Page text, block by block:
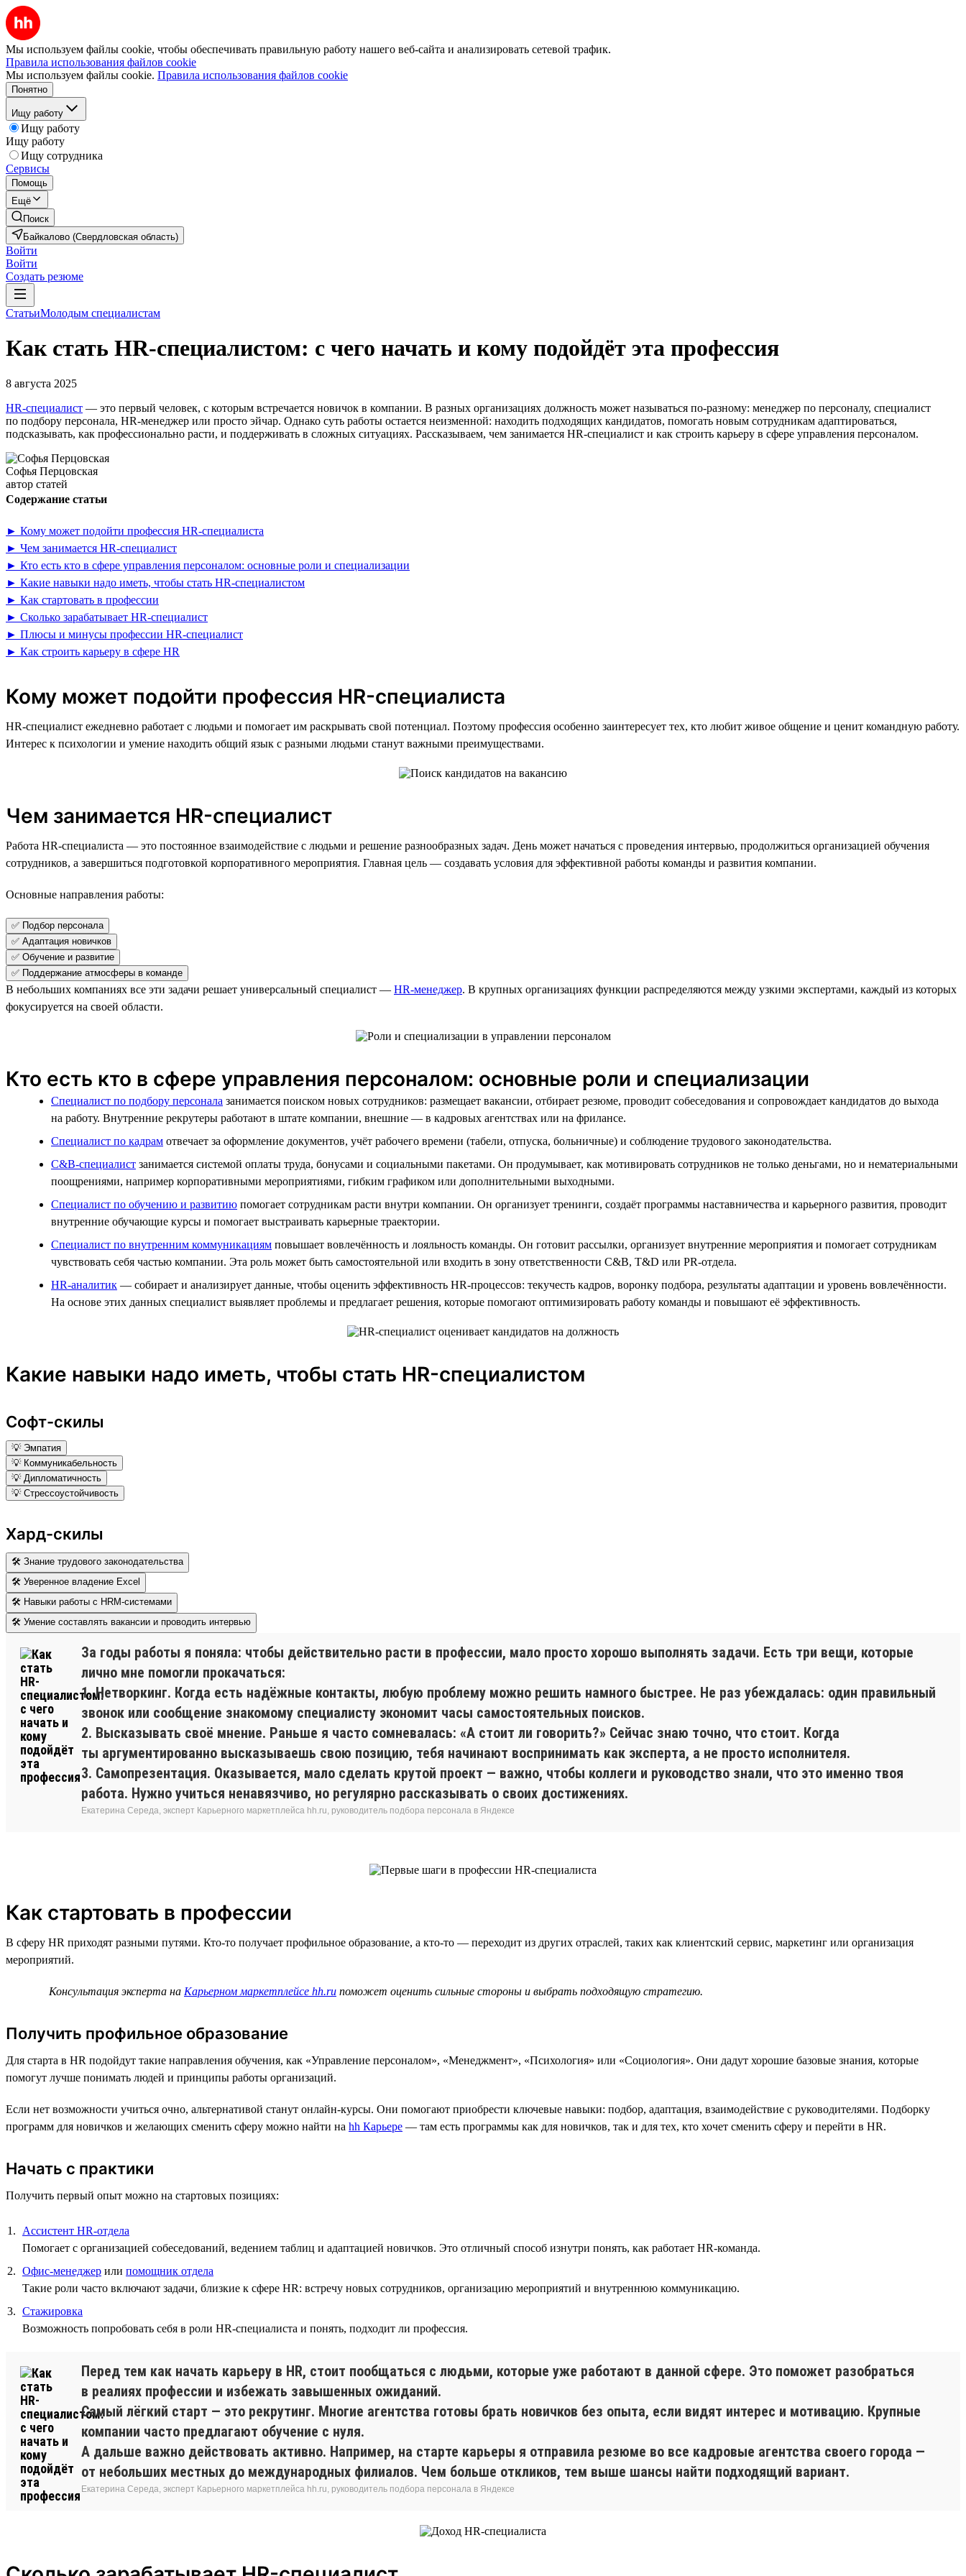
Мы используем файлы cookie, чтобы обеспечивать правильную работу нашего веб-сайта и анализировать сетевой трафик.
Правила использования файлов cookie
Мы используем файлы cookie. Правила использования файлов cookie
Понятно
Ищу работу
Ищу работу
Ищу работу
Ищу сотрудника
Сервисы
Помощь
Ещё
Поиск
Байкалово (Свердловская область)
Войти
Войти
Создать резюме
СтатьиМолодым специалистам
Как стать HR-специалистом: с чего начать и кому подойдёт эта профессия
8 августа 2025
HR-специалист — это первый человек, с которым встречается новичок в компании. В разных организациях должность может называться по-разному: менеджер по персоналу, специалист
по подбору персонала, HR-менеджер или просто эйчар. Однако суть работы остается неизменной: находить подходящих кандидатов, помогать новым сотрудникам адаптироваться,
подсказывать, как профессионально расти, и поддерживать в сложных ситуациях. Рассказываем, чем занимается HR-специалист и как строить карьеру в сфере управления персоналом.
Софья Перцовская
автор статей
Содержание статьи
► Кому может подойти профессия HR-специалиста
► Чем занимается HR-специалист
► Кто есть кто в сфере управления персоналом: основные роли и специализации
► Какие навыки надо иметь, чтобы стать HR-специалистом
► Как стартовать в профессии
► Сколько зарабатывает HR-специалист
► Плюсы и минусы профессии HR-специалист
► Как строить карьеру в сфере HR
Кому может подойти профессия HR-специалиста
HR-специалист ежедневно работает с людьми и помогает им раскрывать свой потенциал. Поэтому профессия особенно заинтересует тех, кто любит живое общение и ценит командную работу.
Интерес к психологии и умение находить общий язык с разными людьми станут важными преимуществами.
Чем занимается HR-специалист
Работа HR-специалиста — это постоянное взаимодействие с людьми и решение разнообразных задач. День может начаться с проведения интервью, продолжиться организацией обучения
сотрудников, а завершиться подготовкой корпоративного мероприятия. Главная цель — создавать условия для эффективной работы команды и развития компании.
Основные направления работы:
✅ Подбор персонала
✅ Адаптация новичков
✅ Обучение и развитие
✅ Поддержание атмосферы в команде
В небольших компаниях все эти задачи решает универсальный специалист — HR-менеджер. В крупных организациях функции распределяются между узкими экспертами, каждый из которых
фокусируется на своей области.
Кто есть кто в сфере управления персоналом: основные роли и специализации
Специалист по подбору персонала занимается поиском новых сотрудников: размещает вакансии, отбирает резюме, проводит собеседования и сопровождает кандидатов до выхода
на работу. Внутренние рекрутеры работают в штате компании, внешние — в кадровых агентствах или на фрилансе.
Специалист по кадрам отвечает за оформление документов, учёт рабочего времени (табели, отпуска, больничные) и соблюдение трудового законодательства.
C&B-специалист занимается системой оплаты труда, бонусами и социальными пакетами. Он продумывает, как мотивировать сотрудников не только деньгами, но и нематериальными
поощрениями, например корпоративными мероприятиями, гибким графиком или дополнительными выходными.
Специалист по обучению и развитию помогает сотрудникам расти внутри компании. Он организует тренинги, создаёт программы наставничества и карьерного развития, проводит
внутренние обучающие курсы и помогает выстраивать карьерные траектории.
Специалист по внутренним коммуникациям повышает вовлечённость и лояльность команды. Он готовит рассылки, организует внутренние мероприятия и помогает сотрудникам
чувствовать себя частью компании. Эта роль может быть самостоятельной или входить в зону ответственности C&B, T&D или PR-отдела.
HR-аналитик — собирает и анализирует данные, чтобы оценить эффективность HR-процессов: текучесть кадров, воронку подбора, результаты адаптации и уровень вовлечённости.
На основе этих данных специалист выявляет проблемы и предлагает решения, которые помогают оптимизировать работу команды и повышают её эффективность.
Какие навыки надо иметь, чтобы стать HR-специалистом
Софт-скилы
💡 Эмпатия
💡 Коммуникабельность
💡 Дипломатичность
💡 Стрессоустойчивость
Хард-скилы
🛠 Знание трудового законодательства
🛠 Уверенное владение Excel
🛠 Навыки работы с HRM-системами
🛠 Умение составлять вакансии и проводить интервью
За годы работы я поняла: чтобы действительно расти в профессии, мало просто хорошо выполнять задачи. Есть три вещи, которые
лично мне помогли прокачаться:
1. Нетворкинг. Когда есть надёжные контакты, любую проблему можно решить намного быстрее. Не раз убеждалась: один правильный
звонок или сообщение знакомому специалисту экономит часы самостоятельных поисков.
2. Высказывать своё мнение. Раньше я часто сомневалась: «А стоит ли говорить?» Сейчас знаю точно, что стоит. Когда
ты аргументированно высказываешь свою позицию, тебя начинают воспринимать как эксперта, а не просто исполнителя.
3. Самопрезентация. Оказывается, мало сделать крутой проект — важно, чтобы коллеги и руководство знали, что это именно твоя
работа. Нужно учиться ненавязчиво, но регулярно рассказывать о своих достижениях.
Екатерина Середа, эксперт Карьерного маркетплейса hh.ru, руководитель подбора персонала в Яндексе
Как стартовать в профессии
В сферу HR приходят разными путями. Кто-то получает профильное образование, а кто-то — переходит из других отраслей, таких как клиентский сервис, маркетинг или организация
мероприятий.
Консультация эксперта на Карьерном маркетплейсе hh.ru поможет оценить сильные стороны и выбрать подходящую стратегию.
Получить профильное образование
Для старта в HR подойдут такие направления обучения, как «Управление персоналом», «Менеджмент», «Психология» или «Социология». Они дадут хорошие базовые знания, которые
помогут лучше понимать людей и принципы работы организаций.
Если нет возможности учиться очно, альтернативой станут онлайн-курсы. Они помогают приобрести ключевые навыки: подбор, адаптация, взаимодействие с руководителями. Подборку
программ для новичков и желающих сменить сферу можно найти на hh Карьере — там есть программы как для новичков, так и для тех, кто хочет сменить сферу и перейти в HR.
Начать с практики
Получить первый опыт можно на стартовых позициях:
Ассистент HR-отдела
Помогает с организацией собеседований, ведением таблиц и адаптацией новичков. Это отличный способ изнутри понять, как работает HR-команда.
Офис-менеджер или помощник отдела
Такие роли часто включают задачи, близкие к сфере HR: встречу новых сотрудников, организацию мероприятий и внутреннюю коммуникацию.
Стажировка
Возможность попробовать себя в роли HR-специалиста и понять, подходит ли профессия.
Перед тем как начать карьеру в HR, стоит пообщаться с людьми, которые уже работают в данной сфере. Это поможет разобраться
в реалиях профессии и избежать завышенных ожиданий.
Самый лёгкий старт — это рекрутинг. Многие агентства готовы брать новичков без опыта, если видят интерес и мотивацию. Крупные
компании часто предлагают обучение с нуля.
А дальше важно действовать активно. Например, на старте карьеры я отправила резюме во все кадровые агентства своего города —
от небольших местных до международных филиалов. Чем больше откликов, тем выше шансы найти подходящий вариант.
Екатерина Середа, эксперт Карьерного маркетплейса hh.ru, руководитель подбора персонала в Яндексе